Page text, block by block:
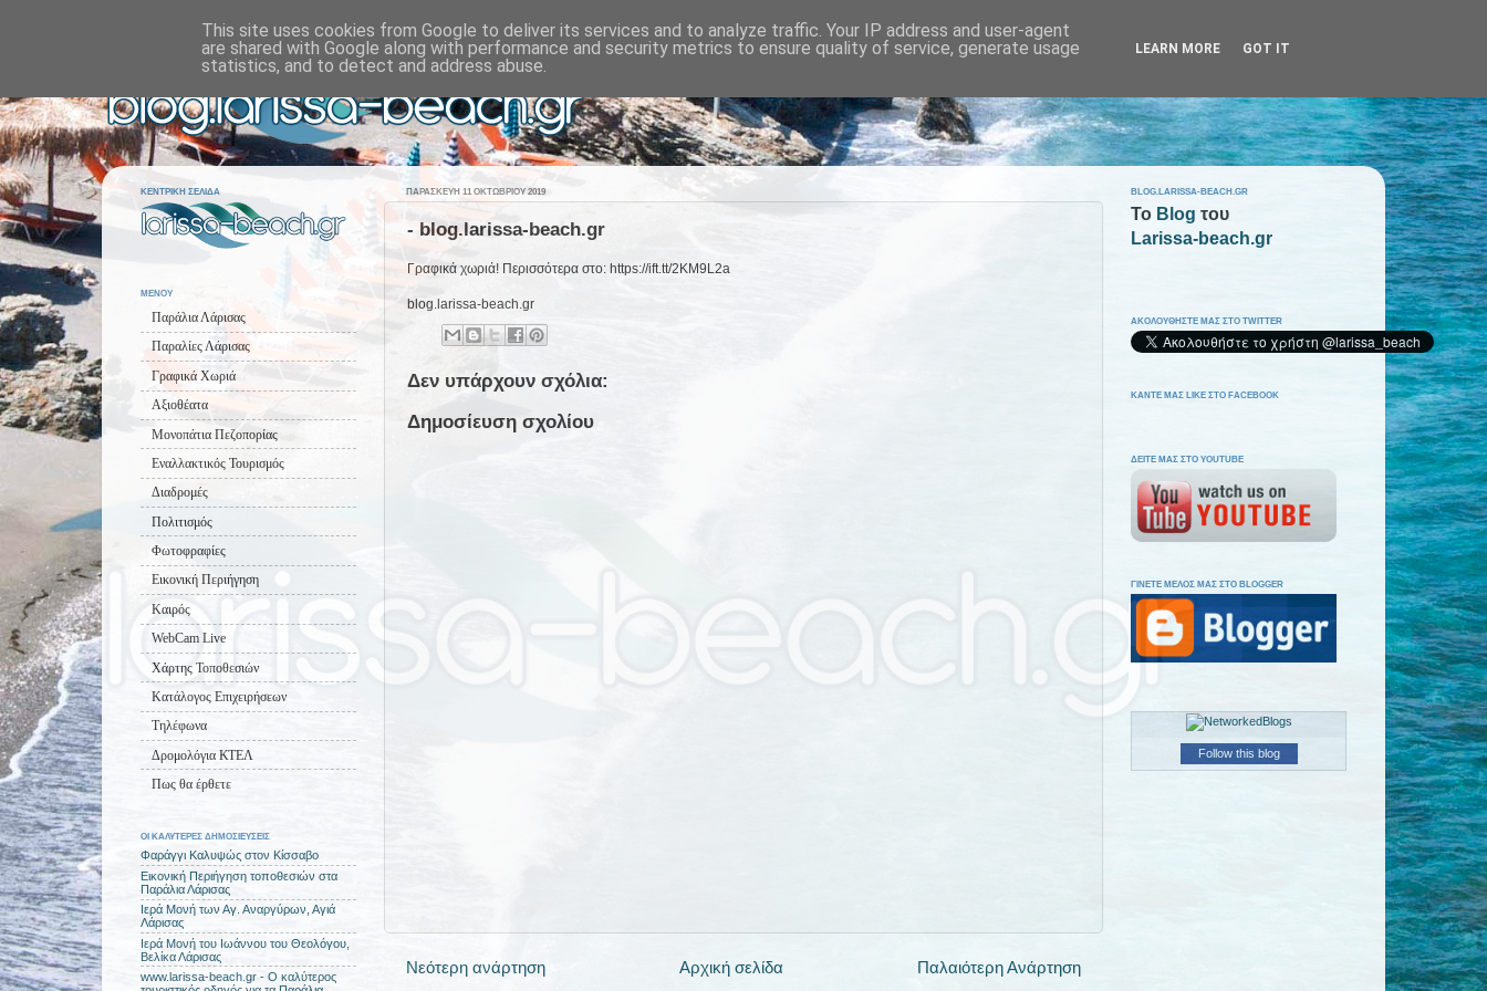
ΠΑΡΑΣΚΕΥΉ 11 ΟΚΤΩΒΡΊΟΥ 2019
- blog.larissa-beach.gr
Γραφικά χωριά! Περισσότερα στο: https://ift.tt/2KM9L2a
blog.larissa-beach.gr
Δεν υπάρχουν σχόλια:
Δημοσίευση σχολίου
Νεότερη ανάρτηση Παλαιότερη Ανάρτηση
Αρχική σελίδα
ΚΕΝΤΡΙΚΗ ΣΕΛΙΔΑ
ΜΕΝΟΥ
Παράλια Λάρισας
Παραλίες Λάρισας
Γραφικά Χωριά
Αξιοθέατα
Μονοπάτια Πεζοπορίας
Εναλλακτικός Τουρισμός
Διαδρομές
Πολιτισμός
Φωτοφραφίες
Εικονική Περιήγηση
Καιρός
WebCam Live
Χάρτης Τοποθεσιών
Κατάλογος Επιχειρήσεων
Τηλέφωνα
Δρομολόγια ΚΤΕΛ
Πως θα έρθετε
ΟΙ ΚΑΛΥΤΕΡΕΣ ΔΗΜΟΣΙΕΥΣΕΙΣ
Φαράγγι Καλυψώς στον Κίσσαβο
Εικονική Περιήγηση τοποθεσιών στα
Παράλια Λάρισας
Ιερά Μονή των Αγ. Αναργύρων, Αγιά
Λάρισας
Ιερά Μονή του Ιωάννου του Θεολόγου,
Βελίκα Λάρισας
www.larissa-beach.gr - Ο καλύτερος
BLOG.LARISSA-BEACH.GR
To Blog του
Larissa-beach.gr
ΑΚΟΛΟΥΘΗΣΤΕ ΜΑΣ ΣΤΟ TWITTER
ΚΑΝΤΕ ΜΑΣ LIKE ΣΤΟ FACEBOOK
ΔΕΙΤΕ ΜΑΣ ΣΤΟ YOUTUBE
ΓΙΝΕΤΕ ΜΕΛΟΣ ΜΑΣ ΣΤΟ BLOGGER
Follow this blog
This site uses cookies from Google to deliver its services and to analyze traffic. Your IP address and user-agent
are shared with Google along with performance and security metrics to ensure quality of service, generate usage
statistics, and to detect and address abuse.
LEARN MORE GOT IT